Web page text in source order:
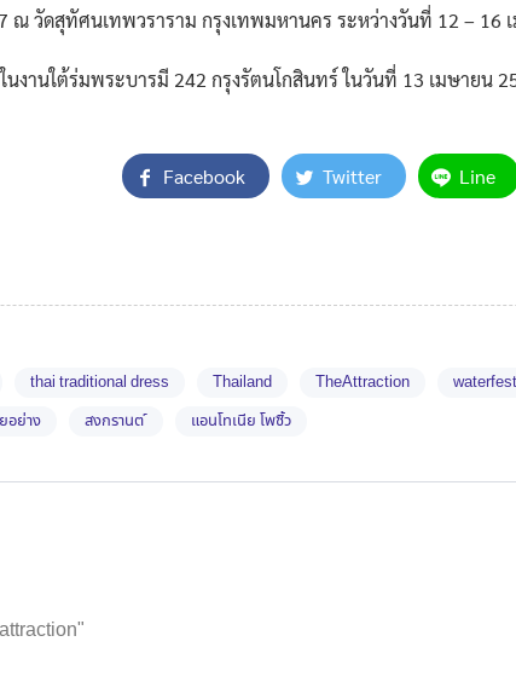
ณ วัดสุทัศนเทพวราราม กรุงเทพมหานคร ระหว่างวันที่ 12 – 16
งานใต้ร่มพระบารมี 242 กรุงรัตนโกสินทร์ ในวันที่ 13 เมษาย
Facebook Twitter Line
thai traditional dress Thailand TheAttraction
อย่าง สงกรานต ์ แอนโทเนีย โพซิ้ว